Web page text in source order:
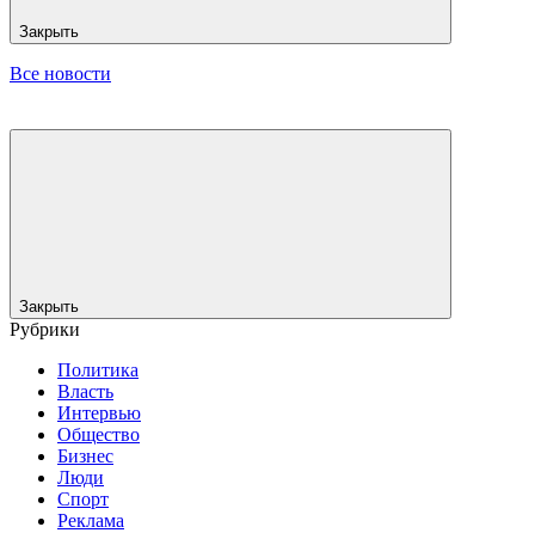
Закрыть
Все новости
Закрыть
Рубрики
Политика
Власть
Интервью
Общество
Бизнес
Люди
Спорт
Реклама